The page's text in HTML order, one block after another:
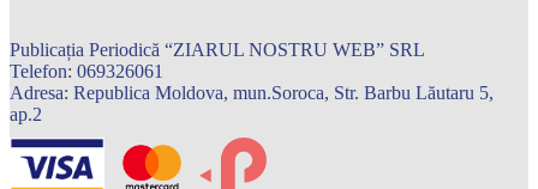
Publicația Periodică “ZIARUL NOSTRU WEB” SRL
Telefon: 069326061
Adresa: Republica Moldova, mun.Soroca, Str. Barbu Lăutaru 5,
ap.2